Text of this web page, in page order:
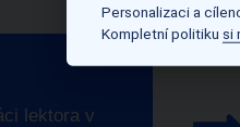
lektora v
Personalizaci a
Kompletní politiku si